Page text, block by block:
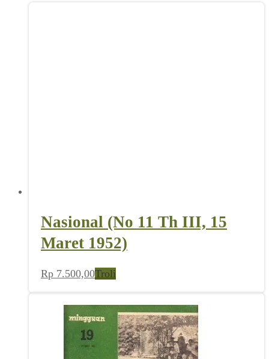
Nasional (No 11 Th III, 15
Maret 1952)
Rp 7.500,00Troli